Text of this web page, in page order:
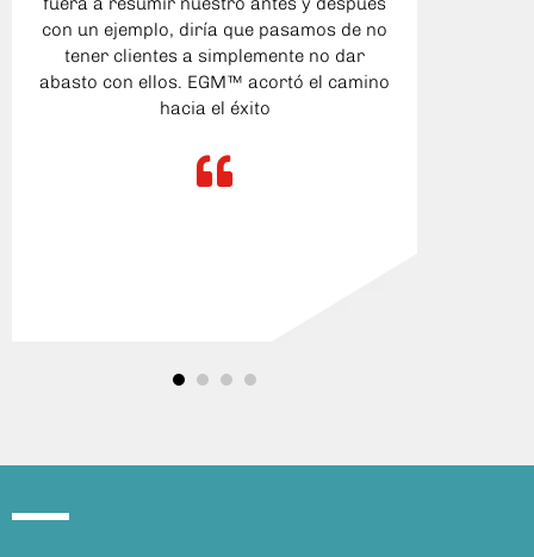
con un ejemplo, diría que pasamos de no
tener clientes a simplemente no dar
abasto con ellos. EGM™ acortó el camino
hacia el éxito